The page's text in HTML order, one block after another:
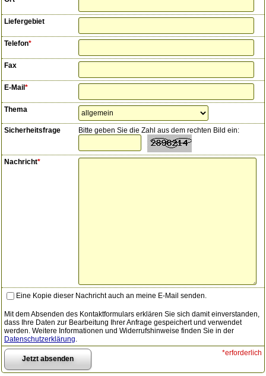
Liefergebiet
Telefon*
Fax
E-Mail *
Thema
Sicherheitsfrage Bitte geben Sie die Zahl aus dem rechten Bild ein:
Nachricht*
Eine Kopie dieser Nachricht auch an meine E-Mail senden.
Mit dem Absenden des Kontaktformulars erklären Sie sich damit einverstanden,
dass Ihre Daten zur Bearbeitung Ihrer Anfrage gespeichert und verwendet
werden. Weitere Informationen und Widerrufshinweise finden Sie in der
Datenschutzerklärung.
*erforderlich